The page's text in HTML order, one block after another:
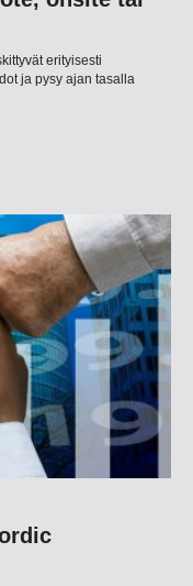
erityisesti
ja pysy ajan tasalla